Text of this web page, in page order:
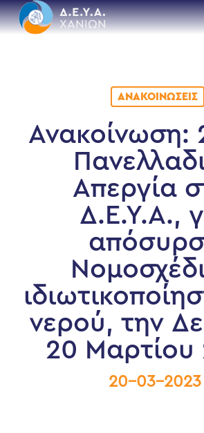
Skip
to
main
ΑΝΑΚΟΙΝΏΣΕΙΣ
Ανακοίνωση:
Απεργία
Δ.Ε.Υ.Α.,
νερού, την
20 Μαρτίου
20-03-2023